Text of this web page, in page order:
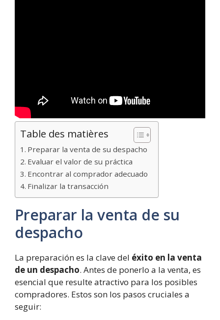
Table des matières
Preparar la venta de su despacho
Evaluar el valor de su práctica
Encontrar al comprador adecuado
Finalizar la transacción
Preparar la venta de su
despacho
La preparación es la clave del éxito en la venta
de un despacho. Antes de ponerlo a la venta, es
esencial que resulte atractivo para los posibles
compradores. Estos son los pasos cruciales a
seguir: